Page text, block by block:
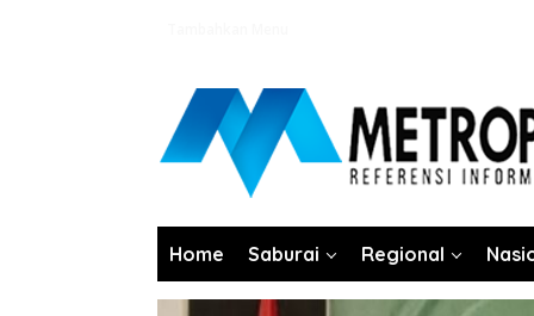
Home Saburai Regional